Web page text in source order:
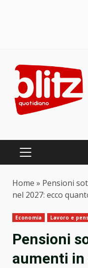
content
PRIMARY
Home » Pensioni
nel 2027: ecco
Economia Lavoro e
Pensioni
aumenti in